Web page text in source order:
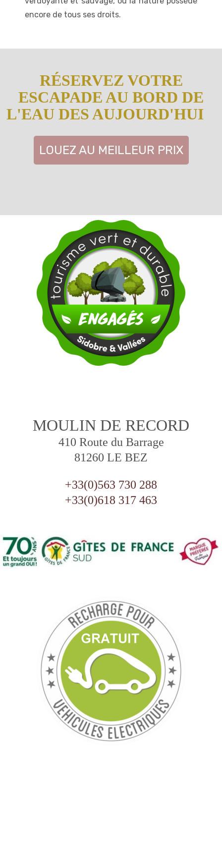
encore de tous ses droits.
RÉSERVEZ VOTRE
ESCAPADE AU BORD DE
L'EAU DES AUJOURD'HUI
LOUEZ AU MEILLEUR PRIX
MOULIN DE RECORD
410 Route du Barrage
81260 LE BEZ
+33(0)563 730 288
+33(0)618 317 463